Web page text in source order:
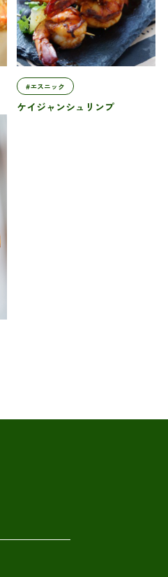
#エスニック
ケイジャンシュリンプ